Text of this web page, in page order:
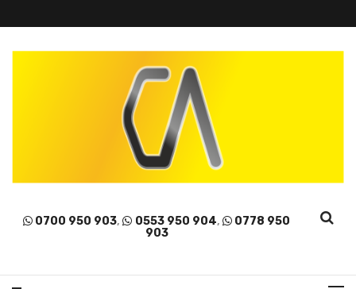
0700 950 903, 0553 950 904,
0778 950
903